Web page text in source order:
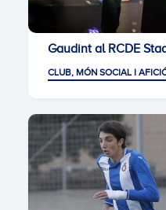
Gaudint al RCDE
CLUB, MÓN SOCIAL I